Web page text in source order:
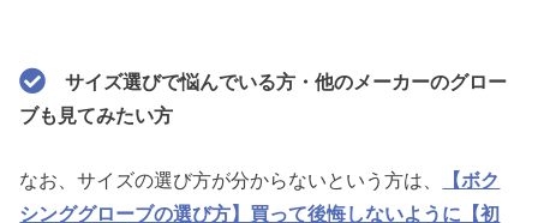
サイズ選びで悩んでいる方・他のメーカーのグロー
ブも見てみたい方
なお、サイズの選び方が分からないという方は、
【ボク
シンググローブの選び方】買って後悔しないように【初